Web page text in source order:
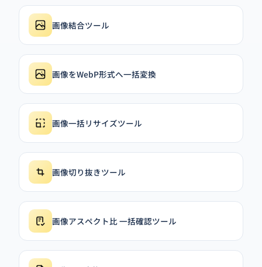
画像結合ツール
画像をWebP形式へ一括変換
画像一括リサイズツール
画像切り抜きツール
画像アスペクト比 一括確認ツール